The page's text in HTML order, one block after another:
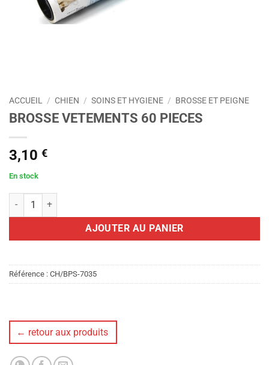
ACCUEIL / CHIEN / SOINS ET HYGIENE / BROSSE ET PEIGNE
BROSSE VETEMENTS 60 PIECES
3,10 €
En stock
quantité de BROSSE VETEMENTS 60 PIECES
AJOUTER AU PANIER
Référence : CH/BPS-7035
← retour aux produits